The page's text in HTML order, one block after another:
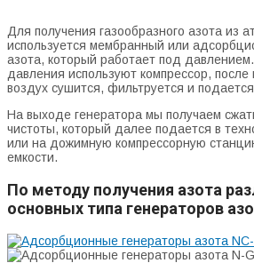
Для получения газообразного азота из
используется мембранный или
азота, который работает под
давления используют компрессор, после
воздух сушится, фильтруется и
На выходе генератора мы получаем
чистоты, который далее подается в
или на дожимную компрессорную
емкости.
По методу получения азота
основных типа генераторов